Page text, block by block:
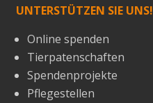
UNTERSTÜTZEN SIE UNS!
Online spenden
Tierpatenschaften
Spendenprojekte
Pflegestellen